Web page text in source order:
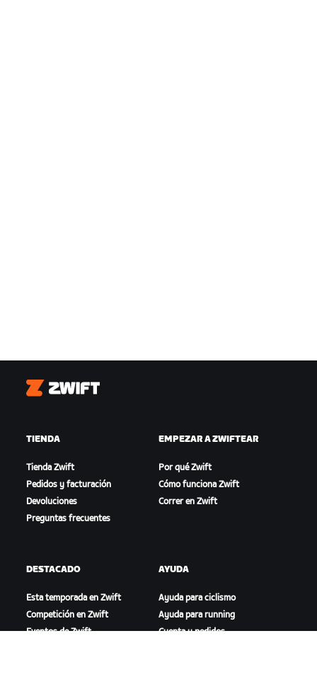
Zwift
TIENDA
Tienda Zwift
Pedidos y facturación
Devoluciones
Preguntas frecuentes
EMPEZAR A ZWIFTEAR
Por qué Zwift
Cómo funciona Zwift
Correr en Zwift
DESTACADO
Esta temporada en Zwift
Competición en Zwift
Eventos de Zwift
AYUDA
Ayuda para ciclismo
Ayuda para running
Cuenta y pedidos